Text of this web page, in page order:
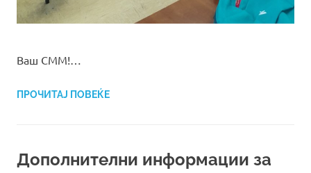
Ваш СММ!…
ПРОЧИТАЈ ПОВЕЌЕ
Дополнителни информации за